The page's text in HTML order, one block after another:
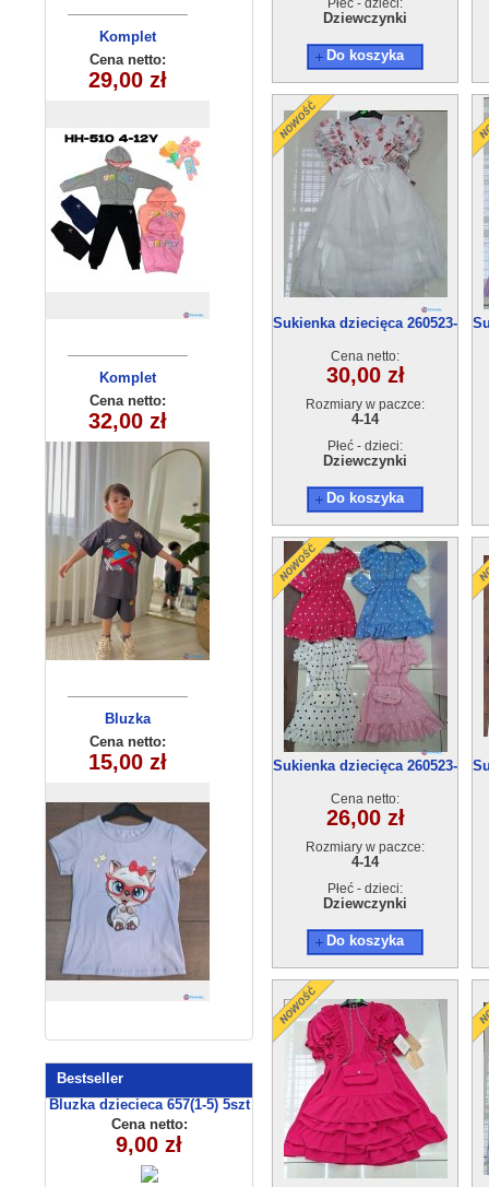
Komplet
niemowlęcy
(6-18) 4szt
Cena netto:
13,00 zł
Bluzka
dziecieca
(6-16）6szt
Cena netto:
17,00 zł
Bluzka
dziecięca
180626-21(6-16)
6szt
Cena netto:
15,00 zł
Bestseller
Bluzka dziecieca 657(1-5) 5szt
Cena netto:
9,00 zł
Płeć - dzieci:
Dziewczynki
Do koszyka
Sukienka dziecięca 260523-
Cena netto:
30,00 zł
Rozmiary w paczce:
4-14
Płeć - dzieci:
Dziewczynki
Do koszyka
Sukienka dziecięca 260523-
Cena netto:
26,00 zł
Rozmiary w paczce:
4-14
Płeć - dzieci:
Dziewczynki
Do koszyka